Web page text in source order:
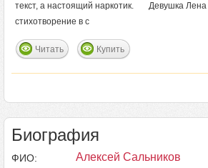
текст, а настоящий наркотик. Девушка Лена
стихотворение в с
Читать Купить
Биография
ФИО: Алексей Сальников